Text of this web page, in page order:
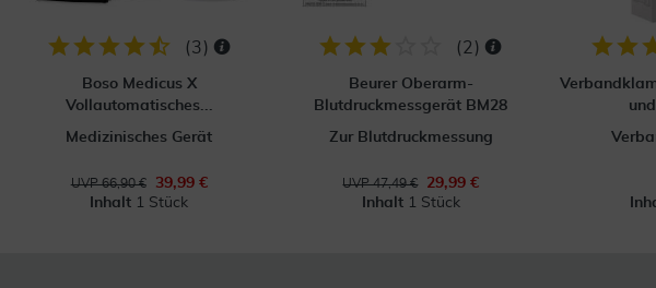
(3)
Boso Medicus X
Vollautomatisches...
Medizinisches Gerät
UVP 66,90 €
39,99 €
Inhalt 1 Stück
(2 )
Beurer Oberarm-
Blutdruckmessgerät BM28
Zur Blutdruckmessung
UVP 47,49 €
29,99 €
Inhalt 1 Stück